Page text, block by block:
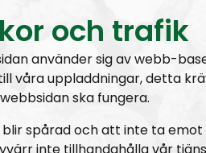
och trafik
använder sig av webb-
våra uppladdningar, detta
webbsidan ska fungera.
spårad och att inte ta emot
inte tillhandahålla vår